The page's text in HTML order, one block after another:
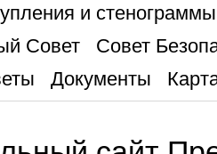
и стенограммы
Совет
Совет
Документы